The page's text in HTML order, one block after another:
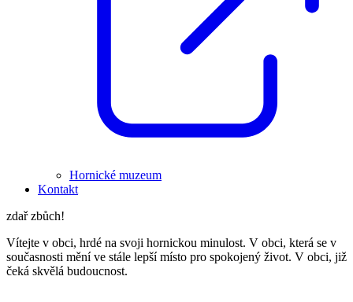
Hornické muzeum
Kontakt
zdař zbůch!
Vítejte v obci, hrdé na svoji hornickou minulost. V obci, která se v
současnosti mění ve stále lepší místo pro spokojený život. V obci, již
čeká skvělá budoucnost.